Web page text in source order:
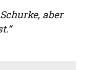
aber